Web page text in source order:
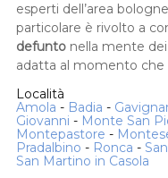
esperti dell’area
particolare è rivolto a
defuntonella mente dei
adatta al momento
Località
Amola - Badia -
Giovanni - Monte San
Montepastore -
Pradalbino - Ronca -
San Martino in Casola